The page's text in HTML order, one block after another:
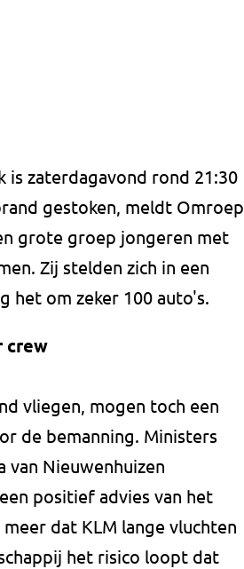
zaterdagavond rond 21:30
gestoken, meldt Omroep
grote groep jongeren met
Zij stelden zich in een
het om zeker 100 auto's.
crew
vliegen, mogen toch een
de bemanning. Ministers
van Nieuwenhuizen
positief advies van het
dat KLM lange vluchten
het risico loopt dat